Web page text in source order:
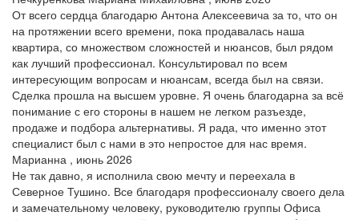
От всего сердца благодарю Антона Алексеевича за то, что он
на протяжении всего времени, пока продавалась наша
квартира, со множеством сложностей и нюансов, был рядом
как лучший профессионал. Консультировал по всем
интересующим вопросам и нюансам, всегда был на связи.
Сделка прошла на высшем уровне. Я очень благодарна за всё
понимание с его стороны в нашем не легком разъезде,
продаже и подбора альтернативы. Я рада, что именно этот
специалист был с нами в это непростое для нас время.
Марианна , июнь 2026
Не так давно, я исполнила свою мечту и переехала в
Северное Тушино. Все благодаря профессионалу своего дела
и замечательному человеку, руководителю группы Офиса